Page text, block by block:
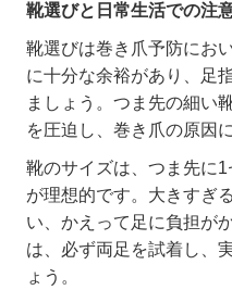
靴選びと日常生活での注
靴選びは巻き爪予防にお
に十分な余裕があり、足
ましょう。つま先の細い
を圧迫し、巻き爪の原因
靴のサイズは、つま先に1
が理想的です。大きすぎ
い、かえって足に負担が
は、必ず両足を試着し、
ょう。